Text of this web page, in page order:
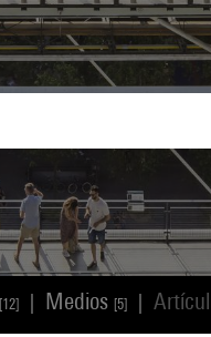
[12] Medios [5]